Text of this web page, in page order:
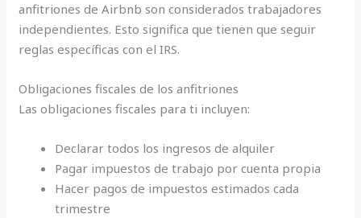
anfitriones de Airbnb son considerados trabajadores
independientes. Esto significa que tienen que seguir
reglas específicas con el IRS.
Obligaciones fiscales de los anfitriones
Las obligaciones fiscales para ti incluyen:
Declarar todos los ingresos de alquiler
Pagar impuestos de trabajo por cuenta propia
Hacer pagos de impuestos estimados cada
trimestre